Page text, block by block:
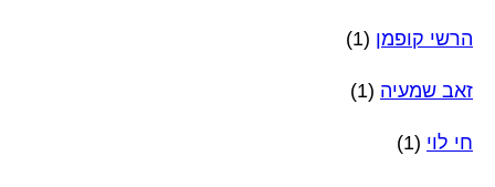
הרשי קופמן (1)
זאב שמעיה (1)
חי לוי (1)